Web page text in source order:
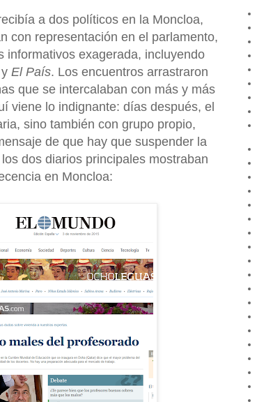
a dos políticos en la Moncloa,
con representación en el parlamento,
informativos exagerada, incluyendo
y El País. Los encuentros arrastraron
que se intercalaban con más y más
viene lo indignante: días después, el
sino también con grupo propio,
de que hay que suspender la
dos diarios principales mostraban
en Moncloa: